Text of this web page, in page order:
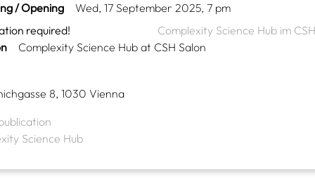
/ Opening
Wed, 17 September 2025, 7 pm
required!
Complexity Science Hub im
Complexity Science Hub at CSH Salon
8, 1030 Vienna
Science Hub